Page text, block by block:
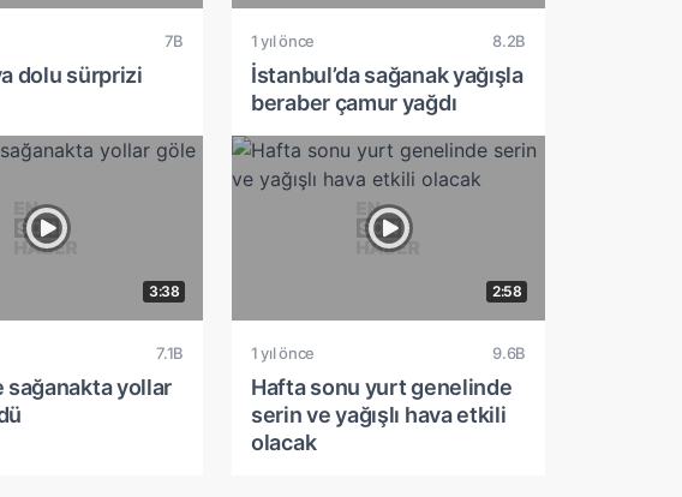
7B
dolu sürprizi
1 yıl önce 8.2B
İstanbul’da sağanak yağışla
beraber çamur yağdı
3:38
7.1B
sağanakta yollar
2:58
1 yıl önce 9.6B
Hafta sonu yurt genelinde
serin ve yağışlı hava etkili
olacak